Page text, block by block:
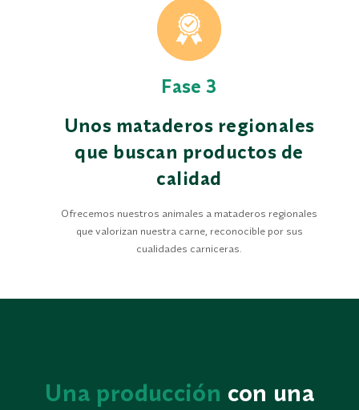
Fase 3
Unos mataderos regionales
que buscan productos de
calidad
Ofrecemos nuestros animales a mataderos regionales
que valorizan nuestra carne, reconocible por sus
cualidades carniceras.
Una producción con una